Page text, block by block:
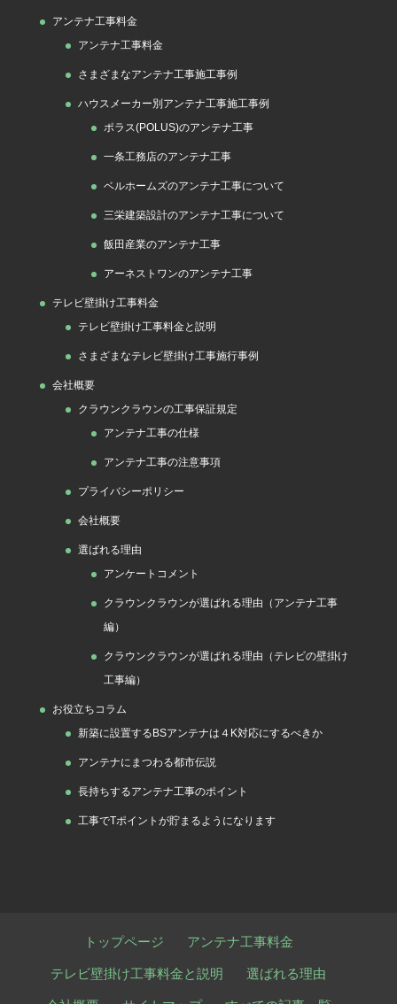
アンテナ工事料金
アンテナ工事料金
さまざまなアンテナ工事施工事例
ハウスメーカー別アンテナ工事施工事例
ポラス(POLUS)のアンテナ工事
一条工務店のアンテナ工事
ベルホームズのアンテナ工事について
三栄建築設計のアンテナ工事について
飯田産業のアンテナ工事
アーネストワンのアンテナ工事
テレビ壁掛け工事料金
テレビ壁掛け工事料金と説明
さまざまなテレビ壁掛け工事施行事例
会社概要
クラウンクラウンの工事保証規定
アンテナ工事の仕様
アンテナ工事の注意事項
プライバシーポリシー
会社概要
選ばれる理由
アンケートコメント
クラウンクラウンが選ばれる理由（アンテナ工事
編）
クラウンクラウンが選ばれる理由（テレビの壁掛け
工事編）
お役立ちコラム
新築に設置するBSアンテナは４K対応にするべきか
アンテナにまつわる都市伝説
長持ちするアンテナ工事のポイント
工事でTポイントが貯まるようになります
トップページ アンテナ工事料金
テレビ壁掛け工事料金と説明 選ばれる理由